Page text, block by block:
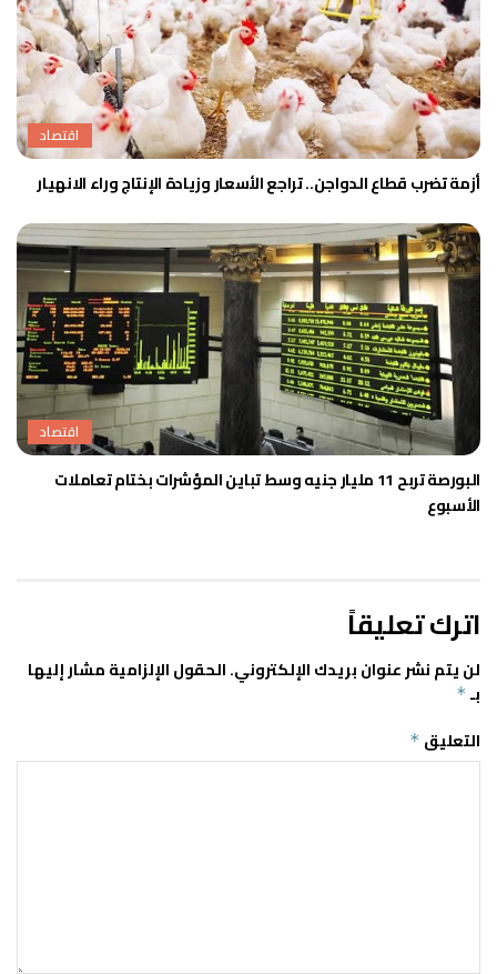
اقتصاد
أزمة تضرب قطاع الدواجن.. تراجع الأسعار وزيادة الإنتاج وراء الانهيار
اقتصاد
البورصة تربح 11 مليار جنيه وسط تباين المؤشرات بختام تعاملات
الأسبوع
اترك تعليقاً
لن يتم نشر عنوان بريدك الإلكتروني.الحقول الإلزامية مشار إليها
بـ *
التعليق *